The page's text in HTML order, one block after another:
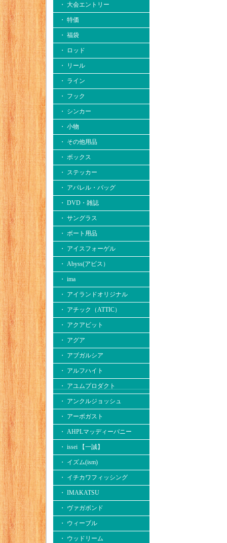
・ 大会エントリー
・ 特価
・ 福袋
・ ロッド
・ リール
・ ライン
・ フック
・ シンカー
・ 小物
・ その他用品
・ ボックス
・ ステッカー
・ アパレル・バッグ
・ DVD・雑誌
・ サングラス
・ ボート用品
・ アイスフォーゲル
・ Abyss(アビス）
・ ima
・ アイランドオリジナル
・ アチック（ATTIC）
・ アクアビット
・ アグア
・ アブガルシア
・ アルフハイト
・ アユムプロダクト
・ アンクルジョッシュ
・ アーボガスト
・ AHPLマッディーバニー
・ issei 【一誠】
・ イズム(ism)
・ イチカワフィッシング
・ IMAKATSU
・ ヴァガボンド
・ ウィーブル
・ ウッドリーム